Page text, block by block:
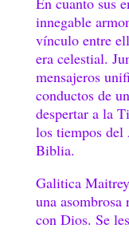
innegable
vínculo entre
era celestial.
mensajeros
conductos de
despertar a la
los tiempos del
Biblia.
Galitica
una asombrosa
con Dios. Se